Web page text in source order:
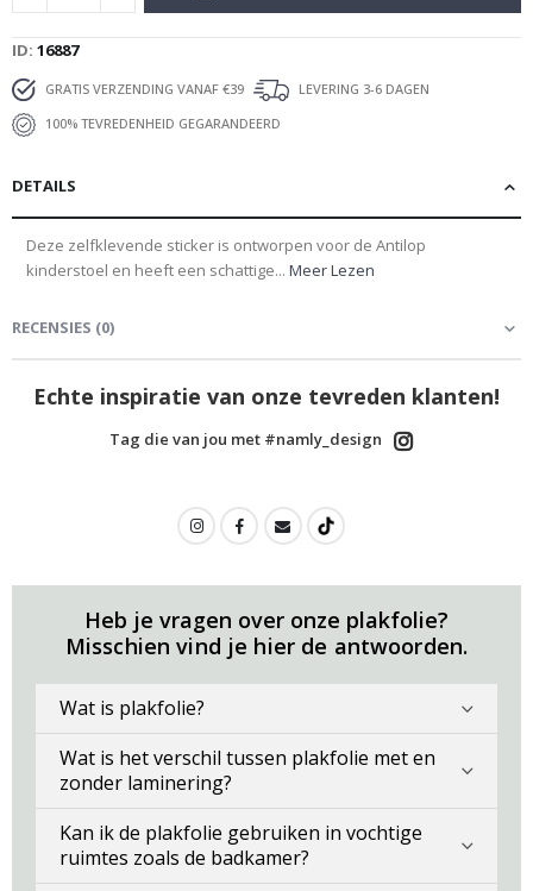
ID 16887
GRATIS VERZENDING VANAF €39
LEVERING 3-6 DAGEN
100% TEVREDENHEID GEGARANDEERD
DETAILS
Deze zelfklevende sticker is ontworpen voor de Antilop
kinderstoel en heeft een schattige... Meer Lezen
RECENSIES (0)
Echte inspiratie van onze tevreden klanten!
Tag die van jou met #namly_design
Heb je vragen over onze plakfolie?
Misschien vind je hier de antwoorden.
Wat is plakfolie?
Wat is het verschil tussen plakfolie met en
zonder laminering?
Kan ik de plakfolie gebruiken in vochtige
ruimtes zoals de badkamer?